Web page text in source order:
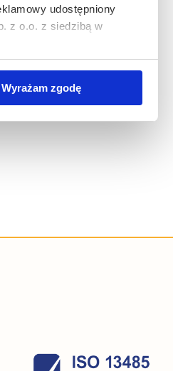
udostępniony
z o.o. z siedzibą w
Państwa danych
poniżej o wybór opcji
ze stosowaniem
Wyrażam zgodę